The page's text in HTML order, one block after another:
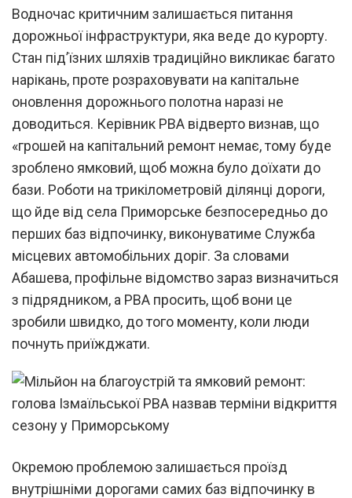
Водночас критичним залишається питання
дорожньої інфраструктури, яка веде до курорту.
Стан під’їзних шляхів традиційно викликає багато
нарікань, проте розраховувати на капітальне
оновлення дорожнього полотна наразі не
доводиться. Керівник РВА відверто визнав, що
«грошей на капітальний ремонт немає, тому буде
зроблено ямковий, щоб можна було доїхати до
бази. Роботи на трикілометровій ділянці дороги,
що йде від села Приморське безпосередньо до
перших баз відпочинку, виконуватиме Служба
місцевих автомобільних доріг. За словами
Абашева, профільне відомство зараз визначиться
з підрядником, а РВА просить, щоб вони це
зробили швидко, до того моменту, коли люди
почнуть приїжджати.
Окремою проблемою залишається проїзд
внутрішніми дорогами самих баз відпочинку в